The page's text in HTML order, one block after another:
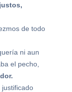
de todo
ni aun
el pecho,